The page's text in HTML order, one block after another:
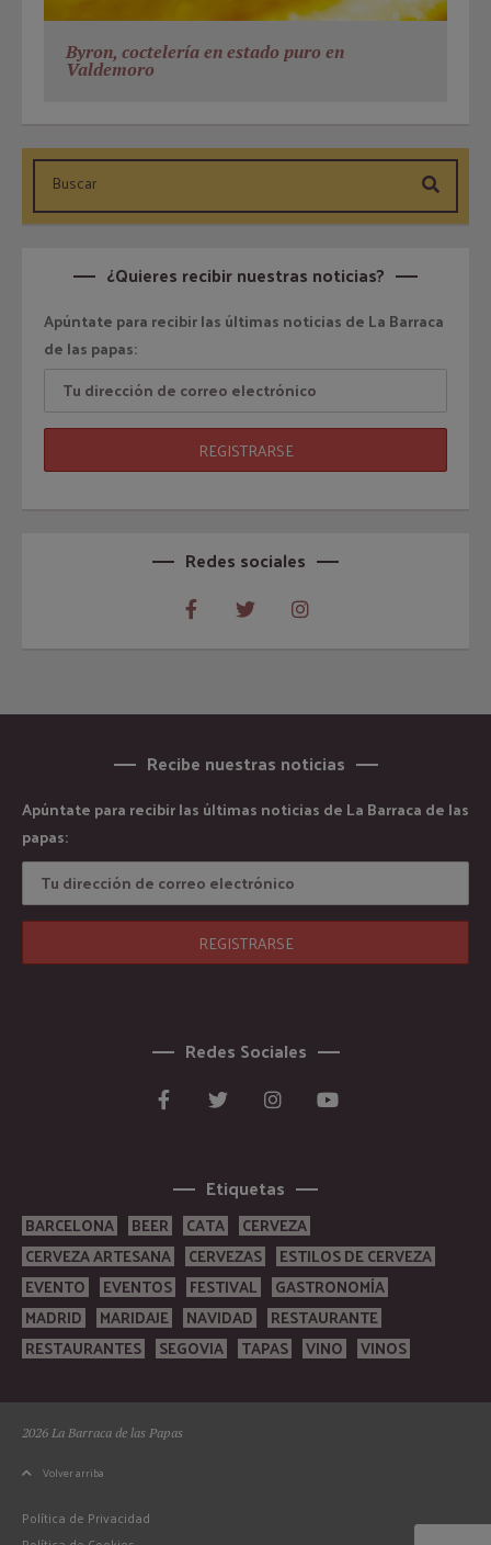
Byron, coctelería en estado puro en
Valdemoro
¿Quieres recibir nuestras noticias?
Apúntate para recibir las últimas noticias de La Barraca
de las papas:
Redes sociales
Recibe nuestras noticias
Apúntate para recibir las últimas noticias de La Barraca de las
papas:
Redes Sociales
Etiquetas
BARCELONA BEER CATA
CERVEZA
CERVEZA ARTESANA
CERVEZAS
ESTILOS DE CERVEZA
EVENTO
EVENTOS FESTIVAL
GASTRONOMÍA
MADRID
MARIDAJE NAVIDAD
RESTAURANTE
RESTAURANTES
SEGOVIA TAPAS VINO VINOS
2026 La Barraca de las Papas
Volver arriba
Política de Privacidad